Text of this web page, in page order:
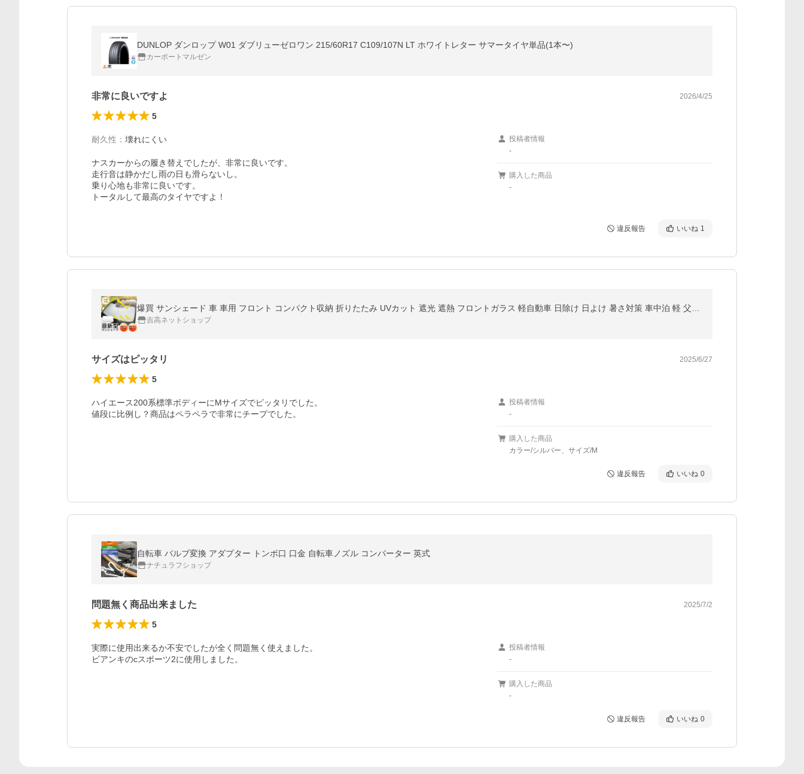
DUNLOP ダンロップ W01 ダブリューゼロワン 215/60R17 C109/107N LT ホワイトレター サマータイヤ単品(1本〜)
カーポートマルゼン
非常に良いですよ 2026/4/25
5
耐久性 ： 壊れにくい
ナスカーからの履き替えでしたが、非常に良いです。
走行音は静かだし雨の日も滑らないし。
乗り心地も非常に良いです。
トータルして最高のタイヤですよ！
投稿者情報
-
購入した商品
-
違反報告 いいね 1
吉高ネットショップ
サイズはピッタリ 2025/6/27
5
ハイエース200系標準ボディーにMサイズでピッタリでした。
投稿者情報
-
購入した商品
カラー/シルバー、サイズ/M
違反報告 いいね 0
自転車 バルブ変換 アダプター トンボ口 口金 自転車ノズル コンバーター 英式
ナチュラフショップ
問題無く商品出来ました 2025/7/2
5
実際に使用出来るか不安でしたが全く問題無く使えました。
ビアンキのcスポーツ2に使用しました。
投稿者情報
-
購入した商品
-
違反報告 いいね 0